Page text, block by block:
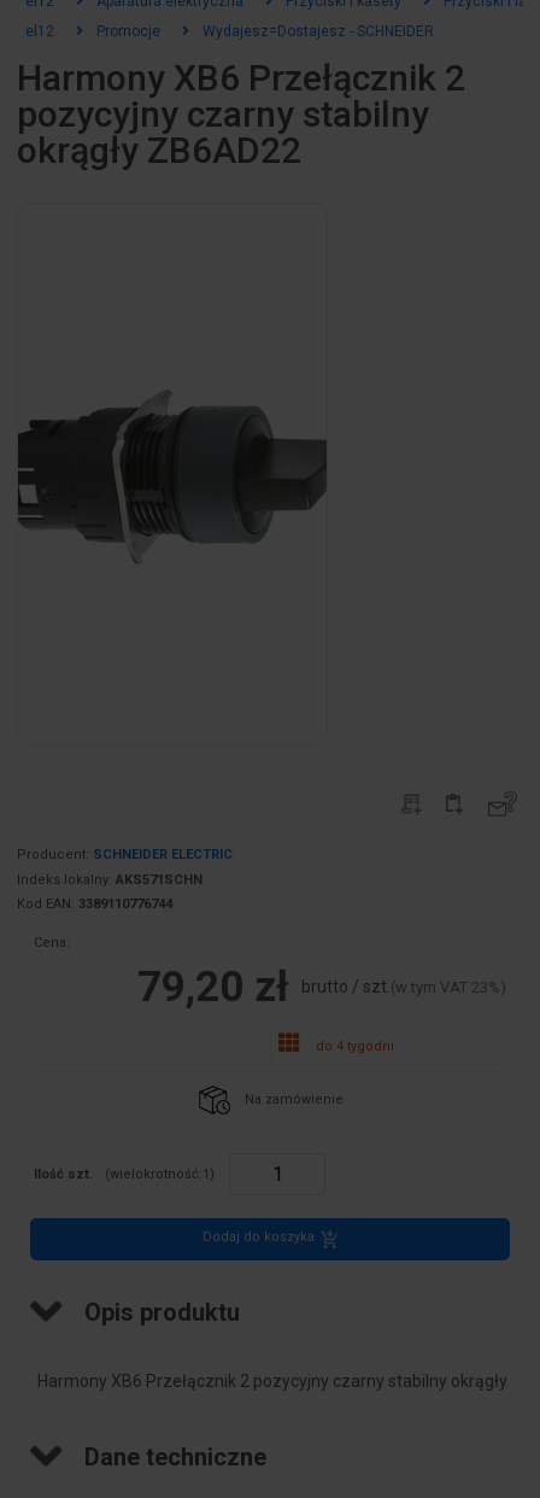
el12
Promocje Wydajesz=Dostajesz - SCHNEIDER
Harmony XB6 Przełącznik 2
pozycyjny czarny stabilny
okrągły ZB6AD22
Producent: SCHNEIDER ELECTRIC
Indeks lokalny: AKS571SCHN
Kod EAN: 3389110776744
Cena:
79,20 zł brutto / szt.(w tym VAT 23%)
do 4 tygodni
Na zamówienie
Ilość szt. (wielokrotność:1 )
Dodaj do koszyka
Opis produktu
Harmony XB6 Przełącznik 2 pozycyjny czarny stabilny okrągły
Dane techniczne